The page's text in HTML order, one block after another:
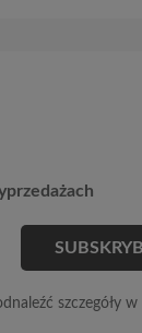
szczegóły w